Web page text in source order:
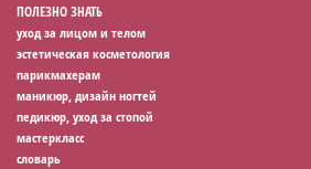
ПОЛЕЗНО ЗНАТЬ
уход за лицом и телом
эстетическая косметология
парикмахерам
маникюр, дизайн ногтей
педикюр, уход за стопой
мастеркласс
словарь